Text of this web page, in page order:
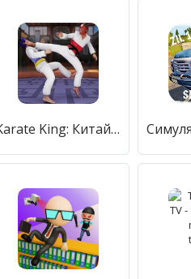
Karate King: Китайское Единоборство Борьба Игры